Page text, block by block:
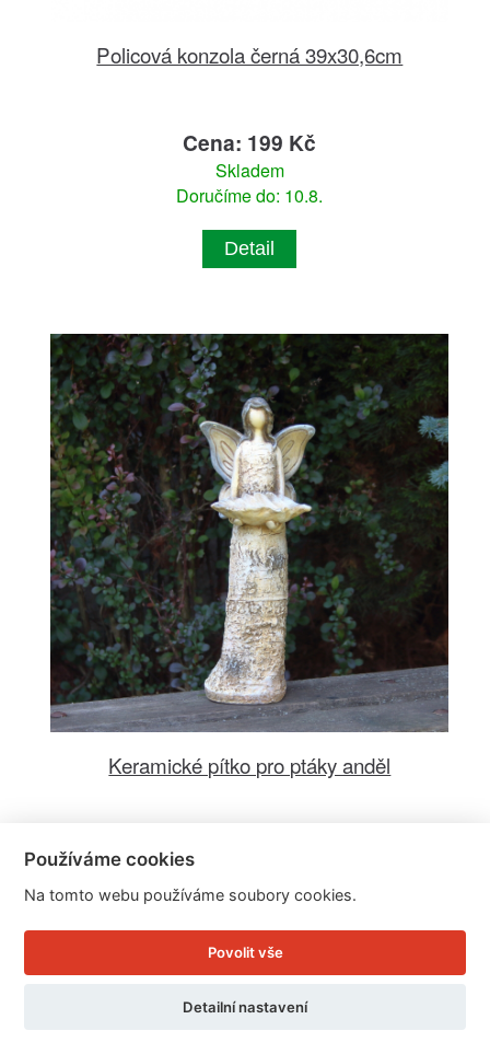
Policová konzola černá 39x30,6cm
Cena: 199 Kč
Skladem
Doručíme do: 10.8.
Detail
Keramické pítko pro ptáky anděl
Cena: 599 Kč
Doručíme do: 10.8.
Detail
Používáme cookies
Na tomto webu používáme soubory cookies.
Povolit vše
Detailní nastavení